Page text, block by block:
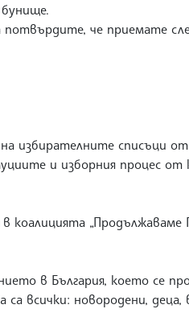
че приемате
избирателните списъци
и изборния процес от
коалицията
в България, което се
са всички: новородени,